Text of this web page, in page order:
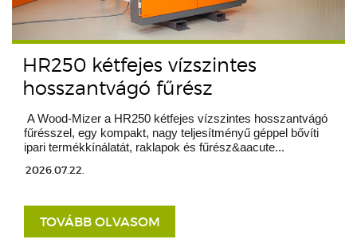
HR250 kétfejes vízszintes
hosszantvágó fűrész
A Wood-Mizer a HR250 kétfejes vízszintes hosszantvágó
fűrésszel, egy kompakt, nagy teljesítményű géppel bővíti
ipari termékkínálatát, raklapok és fűrész&aacute...
2026.07.22.
TOVÁBB OLVASOM